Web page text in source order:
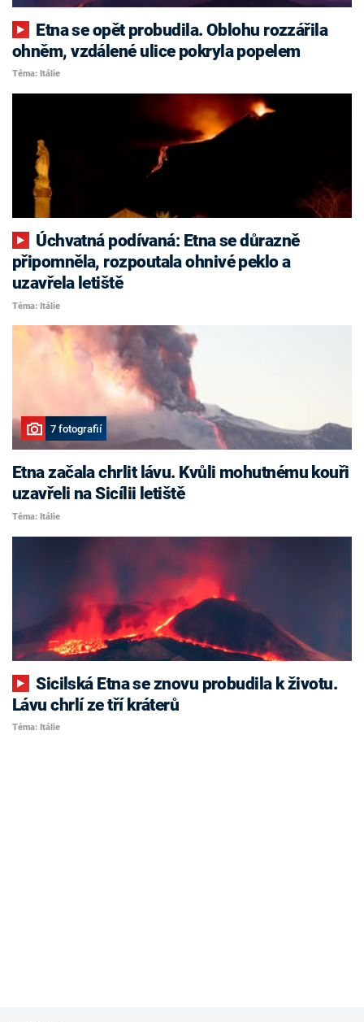
ohněm, vzdálené ulice pokryla popelem
Téma: Itálie
připomněla, rozpoutala ohnivé peklo a
uzavřela letiště
Téma: Itálie
7 fotografií
Etna začala chrlit lávu. Kvůli mohutnému kouři
uzavřeli na Sicílii letiště
Téma: Itálie
Sicilská Etna se znovu probudila k životu.
Lávu chrlí ze tří kráterů
Téma: Itálie